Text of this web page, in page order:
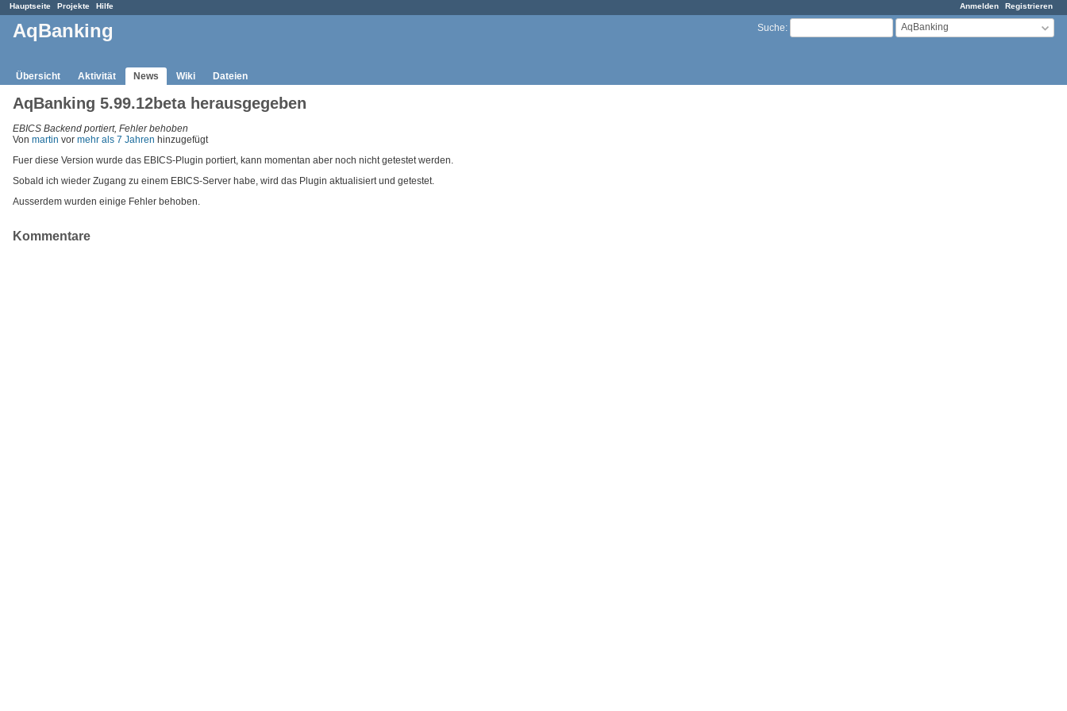
Anmelden Registrieren
Hauptseite Projekte Hilfe
Suche: AqBanking
AqBanking
Übersicht Aktivität News Wiki Dateien
AqBanking 5.99.12beta herausgegeben
EBICS Backend portiert, Fehler behoben
Von martin vor mehr als 7 Jahren hinzugefügt
Fuer diese Version wurde das EBICS-Plugin portiert, kann momentan aber noch nicht getestet werden.
Sobald ich wieder Zugang zu einem EBICS-Server habe, wird das Plugin aktualisiert und getestet.
Ausserdem wurden einige Fehler behoben.
Kommentare